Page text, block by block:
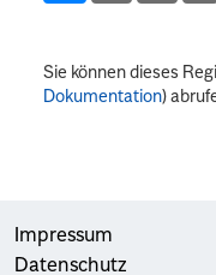
Sie können dieses
Dokumentation)
Impressum
Datenschutz